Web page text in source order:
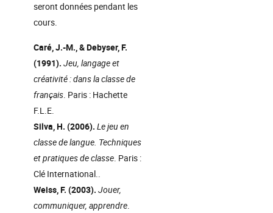
seront données pendant les
cours.
Caré, J.-M., & Debyser, F.
(1991). Jeu, langage et
créativité : dans la classe de
français. Paris : Hachette
F.L.E.
Silva, H. (2006). Le jeu en
classe de langue. Techniques
et pratiques de classe. Paris :
Clé International..
Weiss, F. (2003). Jouer,
communiquer, apprendre.